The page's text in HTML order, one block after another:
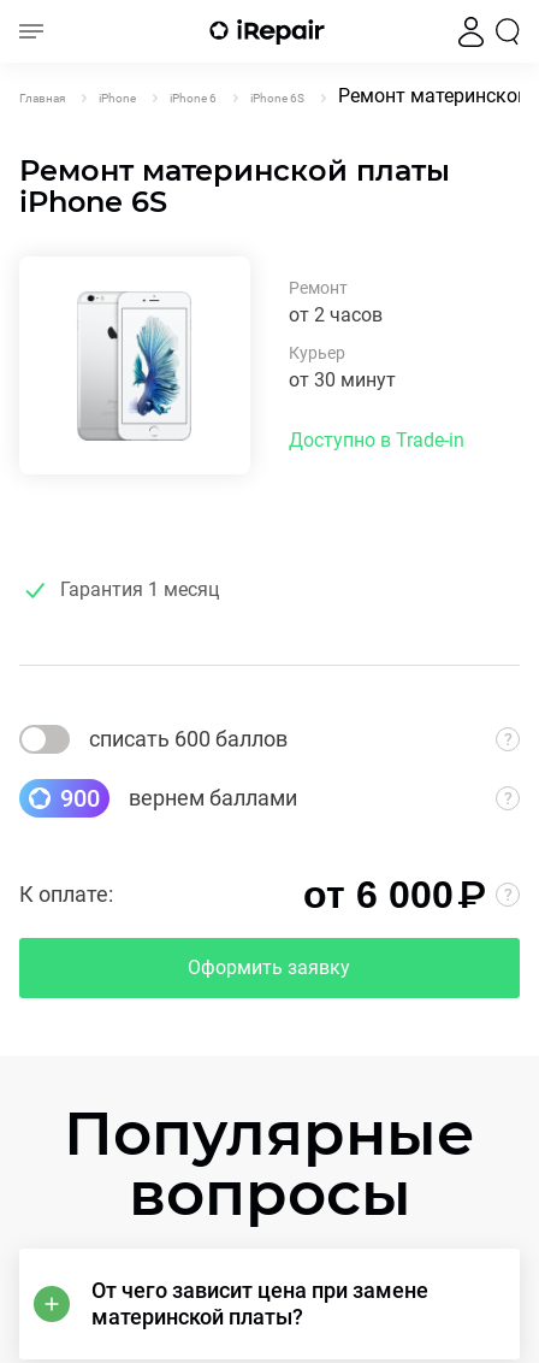
Главная iPhone iPhone 6 iPhone 6S Ремонт материнской
Ремонт материнской платы
iPhone 6S
Ремонт
от 2 часов
Курьер
от 30 минут
Доступно в Trade-in
Гарантия 1 месяц
списать 600 баллов
900 вернем баллами
К оплате: от 6 000₽
Оформить заявку
Популярные
вопросы
От чего зависит цена при замене
материнской платы?